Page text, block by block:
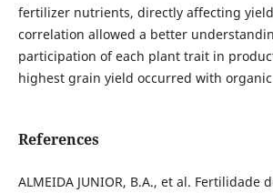
fertilizer nutrients, directly affecting
correlation allowed a better
participation of each plant trait in
highest grain yield occurred with
References
ALMEIDA JUNIOR, B.A., et al. Fertilidade